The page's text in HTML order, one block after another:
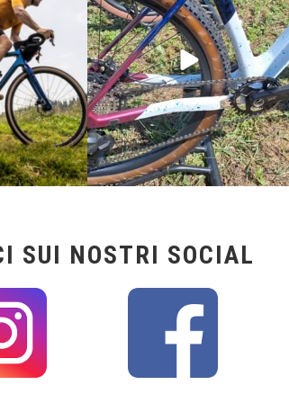
2
116
1
SUI NOSTRI SOCIAL